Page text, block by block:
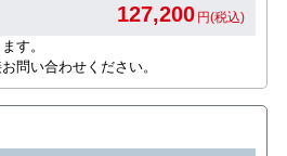
127,200 円(税込)
す。
問い合わせください。